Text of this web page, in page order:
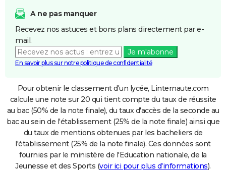
A ne pas manquer
Recevez nos astuces et bons plans directement par e-
mail.
Je m'abonne
En savoir plus sur notre politique de confidentialité
Pour obtenir le classement d'un lycée, Linternaute.com
calcule une note sur 20 qui tient compte du taux de réussite
au bac (50% de la note finale), du taux d'accès de la seconde au
bac au sein de l'établissement (25% de la note finale) ainsi que
du taux de mentions obtenues par les bacheliers de
l'établissement (25% de la note finale). Ces données sont
fournies par le ministère de l'Education nationale, de la
Jeunesse et des Sports (voir ici pour plus d'informations).